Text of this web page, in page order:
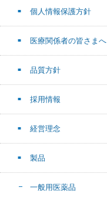
個人情報保護方針
医療関係者の皆さまへ
品質方針
採用情報
経営理念
製品
一般用医薬品